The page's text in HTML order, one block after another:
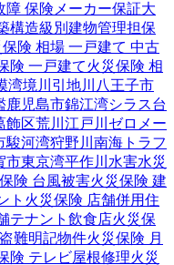
障 保険 メーカー保証大
構造級別 建物管理担保
保険 相場 一戸建て 中古
険 一戸建て火災保険 相
湾境川 引地川
八王子市
鹿児島市錦江湾シラス台
飾区荒川 江戸川 ゼロメー
駿河湾狩野川 南海トラフ
市東京湾平作川 水害水災
険 台風被害火災保険 建
ト 火災保険 店舗併用住
テナント 飲食店火災保
盗難明記物件火災保険 月
険 テレビ屋根修理火災